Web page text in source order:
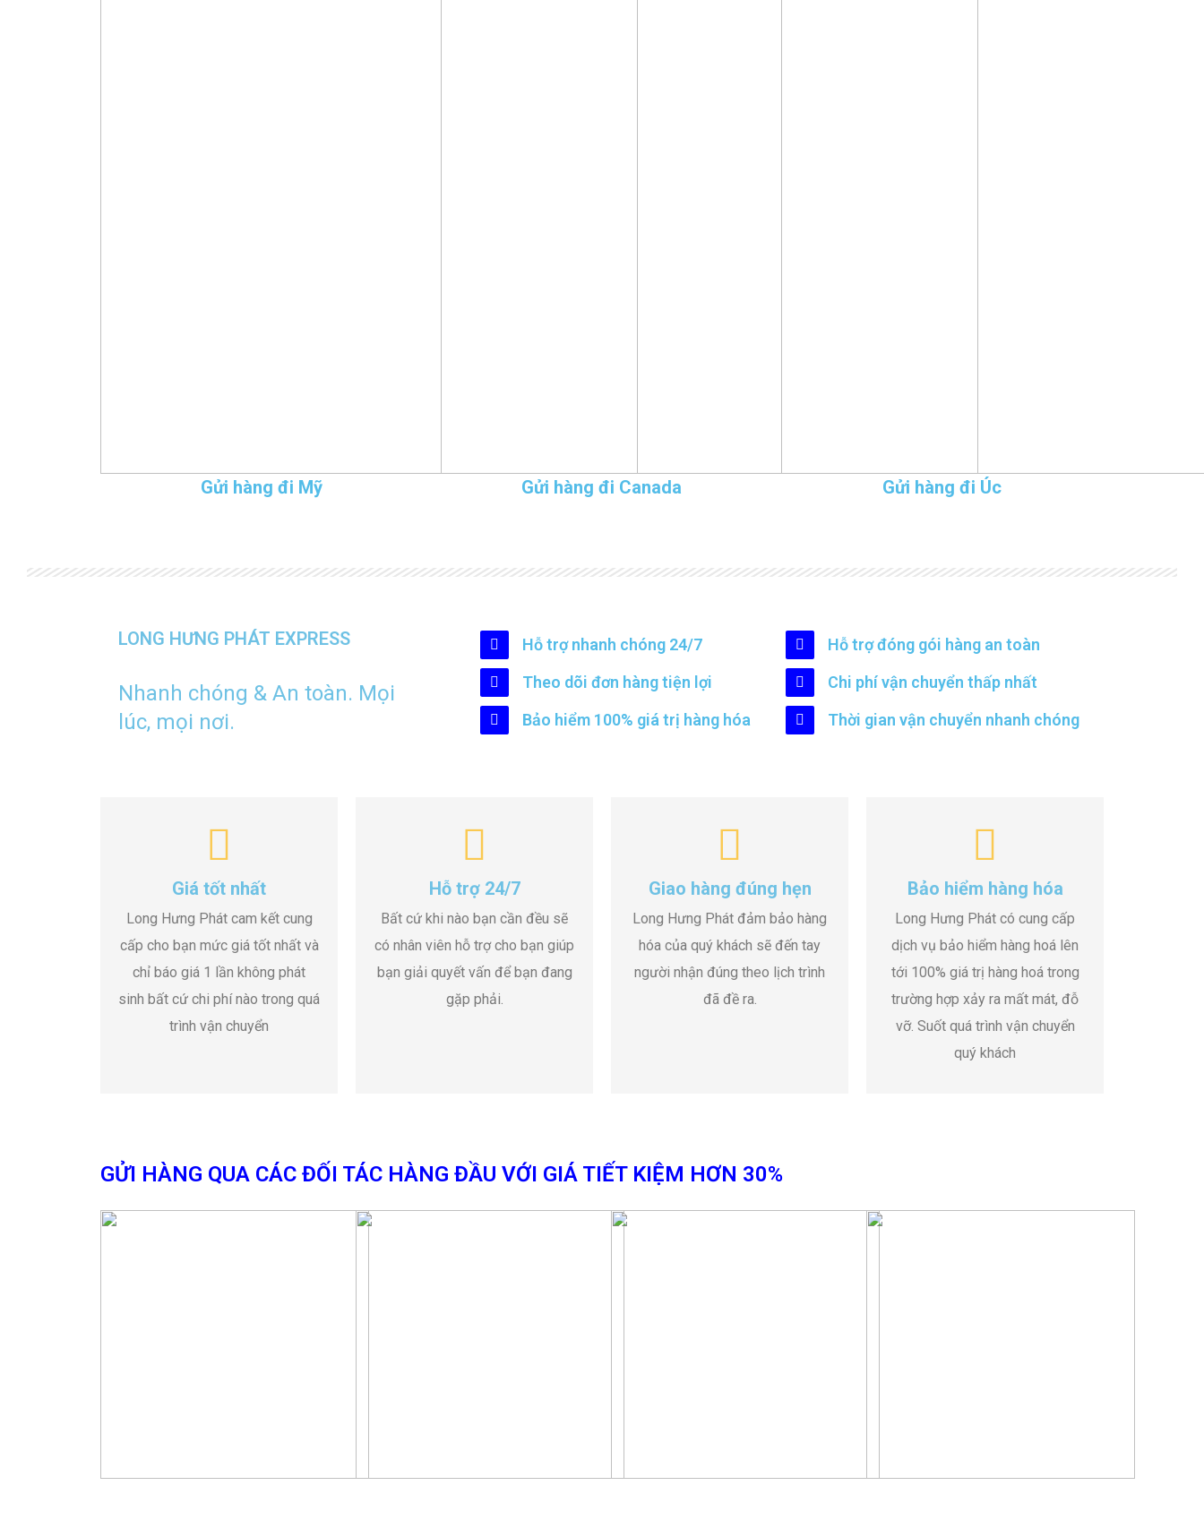
Gửi hàng đi Mỹ Gửi hàng đi Canada Gửi hàng đi Úc
LONG HƯNG PHÁT EXPRESS
Nhanh chóng & An toàn. Mọi
lúc, mọi nơi.
Hỗ trợ nhanh chóng 24/7
Hỗ trợ đóng gói hàng an toàn
Theo dõi đơn hàng tiện lợi
Chi phí vận chuyển thấp nhất
Bảo hiểm 100% giá trị hàng hóa
Thời gian vận chuyển nhanh chóng
Giá tốt nhất
Long Hưng Phát cam kết cung
cấp cho bạn mức giá tốt nhất và
chỉ báo giá 1 lần không phát
sinh bất cứ chi phí nào trong quá
trình vận chuyển
Hỗ trợ 24/7
Bất cứ khi nào bạn cần đều sẽ
có nhân viên hỗ trợ cho bạn giúp
bạn giải quyết vấn để bạn đang
gặp phải.
Giao hàng đúng hẹn
Long Hưng Phát đảm bảo hàng
hóa của quý khách sẽ đến tay
người nhận đúng theo lịch trình
đã đề ra.
Bảo hiểm hàng hóa
Long Hưng Phát có cung cấp
dịch vụ bảo hiểm hàng hoá lên
tới 100% giá trị hàng hoá trong
trường hợp xảy ra mất mát, đỗ
vỡ. Suốt quá trình vận chuyển
quý khách
GỬI HÀNG QUA CÁC ĐỐI TÁC HÀNG ĐẦU VỚI GIÁ TIẾT KIỆM HƠN 30%